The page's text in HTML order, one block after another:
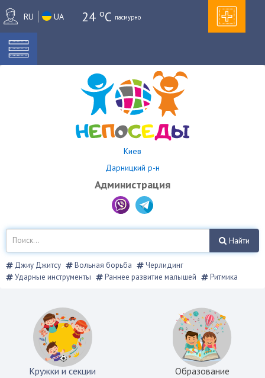
RU UA 24 oC пасмурно
Киев
Дарницкий р-н
Администрация
Найти
Джиу Джитсу Вольная борьба
Черлидинг
Ударные инструменты
Раннее развитие малышей Ритмика
Кружки и секции Образование